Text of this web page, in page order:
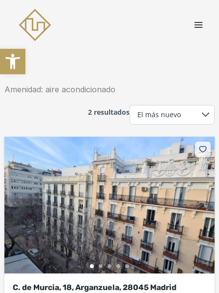
Abrir barra de herramientas
contenido
Amenidad: aire acondicionado
2 resultados
C. de Murcia, 18, Arganzuela, 28045 Madrid